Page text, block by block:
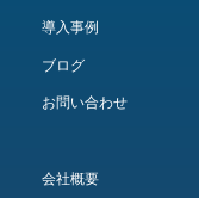
導入事例
ブログ
お問い合わせ
会社概要